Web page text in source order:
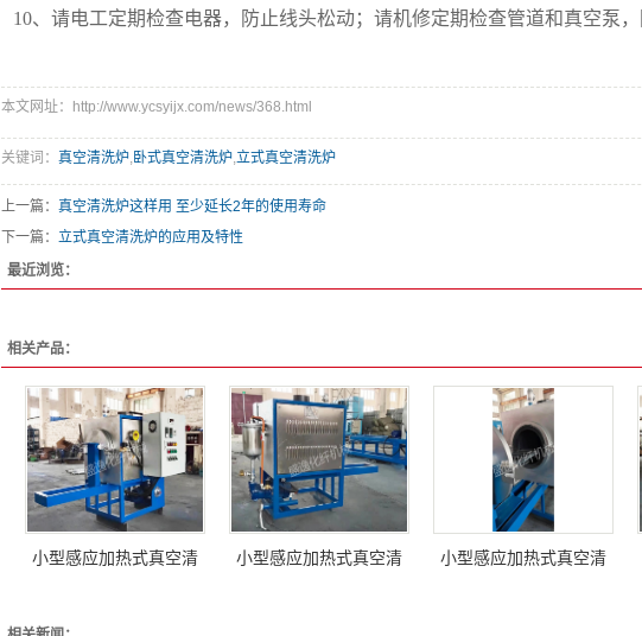
10、请电工定期检查电器，防止线头松动；请机修定期检查管道和真空泵，
本文网址：http://www.ycsyijx.com/news/368.html
关键词： 真空清洗炉,卧式真空清洗炉,立式真空清洗炉
上一篇： 真空清洗炉这样用 至少延长2年的使用寿命
下一篇： 立式真空清洗炉的应用及特性
最近浏览：
相关产品：
小型感应加热式真空清 小型感应加热式真空清 小型感应加热式真空清